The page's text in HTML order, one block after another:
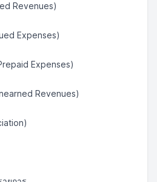
Revenues)
Expenses)
Expenses)
Revenues)